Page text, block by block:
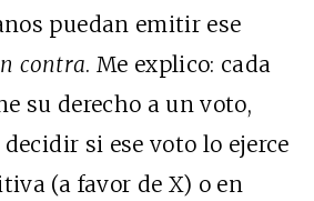
puedan emitir ese
contra. Me explico: cada
su derecho a un voto,
si ese voto lo ejerce
(a favor de X) o en